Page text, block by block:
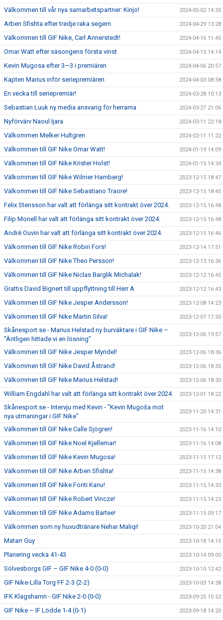
Välkommen till vår nya samarbetspartner: Kinjo! 2024-05-02 14:35
Arben Sfishta efter tredje raka segern 2024-04-29 13:28
Välkommen till GIF Nike, Carl Annerstedt! 2024-04-16 11:45
Omar Watt efter säsongens första vinst 2024-04-15 14:14
Kevin Mugosa efter 3—3 i premiären 2024-04-06 20:57
Kapten Marius inför seriepremiären 2024-04-03 08:58
En vecka till seriepremiär! 2024-03-28 10:13
Sebastian Luuk ny media ansvarig för herrarna 2024-03-27 21:06
Nyförvärv Naoul Ijara 2024-03-11 22:18
Välkommen Melker Hultgren 2024-02-11 11:22
Välkommen till GIF Nike Omar Watt! 2024-01-19 14:09
Välkommen till GIF Nike Krister Holst! 2024-01-15 14:34
Välkommen till GIF Nike Wilmer Hamberg! 2023-12-15 18:47
Välkommen till GIF Nike Sebastiano Traore! 2023-12-15 18:45
Felix Stensson har valt att förlänga sitt kontrakt över 2024. 2023-12-15 16:48
Filip Monell har valt att förlänga sitt kontrakt över 2024. 2023-12-15 16:48
André Ouvin har valt att förlänga sitt kontrakt över 2024. 2023-12-15 16:46
Välkommen till GIF Nike Robin Fors! 2023-12-14 17:51
Välkommen till GIF Nike Theo Persson! 2023-12-13 16:36
Välkommen till GIF Nike Niclas Barglik Michalak! 2023-12-12 16:45
Grattis David Bignert till uppflyttning till Herr A 2023-12-12 16:43
Välkommen till GIF Nike Jesper Andersson! 2023-12-08 14:23
Välkommen till GIF Nike Martin Silva! 2023-12-07 17:50
Skånesport.se - Marius Helstad ny burväktare i GIF Nike –
”Äntligen hittade vi en lösning”
2023-12-06 19:57
Välkommen till GIF Nike Jesper Myndel! 2023-12-06 18:36
Välkommen till GIF Nike David Åstrand! 2023-12-06 18:35
Välkommen till GIF Nike Marius Helstad! 2023-12-06 18:30
William Engdahl har valt att förlänga sitt kontrakt över 2024. 2023-12-01 18:22
Skånesport.se - Intervju med Kevin - "Kevin Mugoša mot
nya utmaningar i GIF Nike"
2023-11-20 14:31
Välkommen till GIF Nike Calle Sjögren! 2023-11-16 14:10
Välkommen till GIF Nike Noel Kjellemar! 2023-11-16 14:08
Välkommen till GIF Nike Kevin Mugosa! 2023-11-15 17:12
Välkommen till GIF Nike Arben Sfishta! 2023-11-15 14:38
Välkommen till GIF Nike Fonti Kanu! 2023-11-15 14:33
Välkommen till GIF Nike Robert Vincze! 2023-11-15 14:23
Välkommen till GIF Nike Adams Bartee! 2023-11-15 09:17
Välkommen som ny huvudtränare Nehar Maliqi! 2023-10-20 21:04
Matarr Guy 2023-10-18 14:15
Planering vecka 41-43 2023-10-14 09:00
Sölvesborgs GIF – GIF Nike 4-0 (0-0) 2023-10-10 12:42
GIF Nike-Lilla Torg FF 2-3 (2-2) 2023-10-03 14:38
IFK Klagshamn - GIF Nike 2-0 (0-0) 2023-09-25 15:52
GIF Nike – IF Lödde 1-4 (0-1) 2023-09-18 14:20